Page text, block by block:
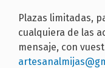
Plazas limitadas,
cualquiera de las
mensaje, con